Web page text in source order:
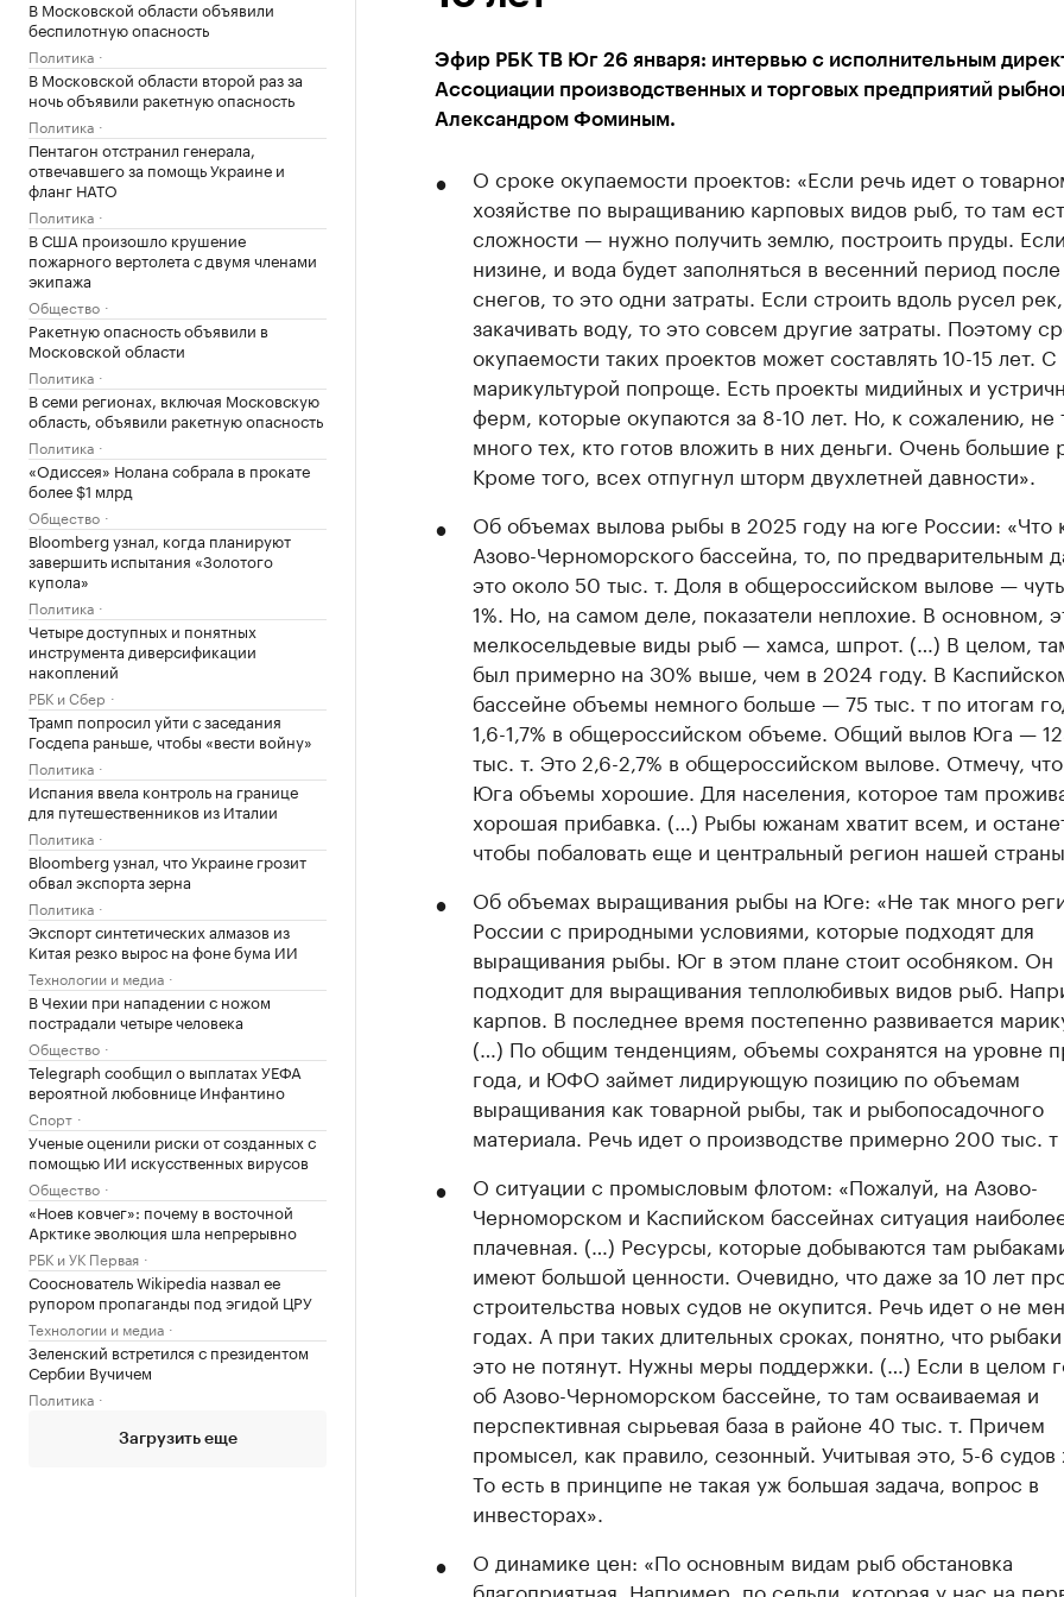
В Московской области объявили
беспилотную опасность
Политика
В Московской области второй раз за
ночь объявили ракетную опасность
Политика
Пентагон отстранил генерала,
отвечавшего за помощь Украине и
фланг НАТО
Политика
В США произошло крушение
пожарного вертолета с двумя членами
экипажа
Общество
Ракетную опасность объявили в
Московской области
Политика
В семи регионах, включая Московскую
область, объявили ракетную опасность
Политика
«Одиссея» Нолана собрала в прокате
более $1 млрд
Общество
Bloomberg узнал, когда планируют
завершить испытания «Золотого
купола»
Политика
Четыре доступных и понятных
инструмента диверсификации
накоплений
РБК и Сбер
Трамп попросил уйти с заседания
Госдепа раньше, чтобы «вести войну»
Политика
Испания ввела контроль на границе
для путешественников из Италии
Политика
Bloomberg узнал, что Украине грозит
обвал экспорта зерна
Политика
Экспорт синтетических алмазов из
Китая резко вырос на фоне бума ИИ
Технологии и медиа
В Чехии при нападении с ножом
пострадали четыре человека
Общество
Telegraph сообщил о выплатах УЕФА
вероятной любовнице Инфантино
Спорт
Ученые оценили риски от созданных с
помощью ИИ искусственных вирусов
Общество
«Ноев ковчег»: почему в восточной
Арктике эволюция шла непрерывно
РБК и УК Первая
Сооснователь Wikipedia назвал ее
рупором пропаганды под эгидой ЦРУ
Технологии и медиа
Зеленский встретился с президентом
Сербии Вучичем
Политика
Загрузить еще
Эфир РБК ТВ Юг 26 января: интервью с исполнительным
Ассоциации производственных и торговых предприятий
Александром Фоминым.
О сроке окупаемости проектов: «Если речь идет о
хозяйстве по выращиванию карповых видов рыб, то там
сложности — нужно получить землю, построить пруды.
низине, и вода будет заполняться в весенний период
снегов, то это одни затраты. Если строить вдоль русел
закачивать воду, то это совсем другие затраты. Поэтому
окупаемости таких проектов может составлять 10-15 лет. С
марикультурой попроще. Есть проекты мидийных и
ферм, которые окупаются за 8-10 лет. Но, к сожалению, не
много тех, кто готов вложить в них деньги. Очень большие
Кроме того, всех отпугнул шторм двухлетней давности».
Об объемах вылова рыбы в 2025 году на юге России: «Что
Азово-Черноморского бассейна, то, по предварительным
это около 50 тыс. т. Доля в общероссийском вылове —
1%. Но, на самом деле, показатели неплохие. В основном,
мелкосельдевые виды рыб — хамса, шпрот. (…) В целом,
был примерно на 30% выше, чем в 2024 году. В
бассейне объемы немного больше — 75 тыс. т по итогам
1,6-1,7% в общероссийском объеме. Общий вылов Юга —
тыс. т. Это 2,6-2,7% в общероссийском вылове. Отмечу,
Юга объемы хорошие. Для населения, которое там
хорошая прибавка. (…) Рыбы южанам хватит всем, и
чтобы побаловать еще и центральный регион нашей
Об объемах выращивания рыбы на Юге: «Не так много
России с природными условиями, которые подходят для
выращивания рыбы. Юг в этом плане стоит особняком. Он
подходит для выращивания теплолюбивых видов рыб.
карпов. В последнее время постепенно развивается
(…) По общим тенденциям, объемы сохранятся на уровне
года, и ЮФО займет лидирующую позицию по объемам
выращивания как товарной рыбы, так и рыбопосадочного
материала. Речь идет о производстве примерно 200 тыс.
О ситуации с промысловым флотом: «Пожалуй, на Азово-
Черноморском и Каспийском бассейнах ситуация
плачевная. (…) Ресурсы, которые добываются там
имеют большой ценности. Очевидно, что даже за 10 лет
строительства новых судов не окупится. Речь идет о не
годах. А при таких длительных сроках, понятно, что
это не потянут. Нужны меры поддержки. (…) Если в целом
об Азово-Черноморском бассейне, то там осваиваемая и
перспективная сырьевая база в районе 40 тыс. т. Причем
промысел, как правило, сезонный. Учитывая это, 5-6 судов
То есть в принципе не такая уж большая задача, вопрос в
инвесторах».
О динамике цен: «По основным видам рыб обстановка
благоприятная. Например, по сельди, которая у нас на